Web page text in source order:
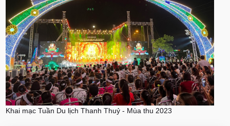
Khai mạc Tuần Du lịch Thanh Thuỷ - Mùa thu 2023